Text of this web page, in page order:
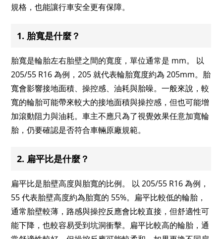
規格，也能讓行車安全更有保障。
1. 胎寬是什麼？
胎寬是輪胎左右胎壁之間的寬度，單位通常是 mm。 以
205/55 R16 為例，205 就代表輪胎寬度約為 205mm。胎
寬會影響接地面積、操控感、油耗與胎噪。一般來說，較
寬的輪胎可能帶來較大的接地面積與操控感，但也可能增
加滾動阻力與油耗。車主不應只為了視覺效果任意加寬輪
胎，仍要確認是否符合車輛原廠規範。
2. 扁平比是什麼？
扁平比是胎壁高度與胎寬的比例。 以 205/55 R16 為例，
55 代表胎壁高度約為胎寬的 55%。扁平比較低的輪胎，
通常胎壁較薄，路感與操控反應會比較直接，但舒適性可
能下降，也較容易受到坑洞衝擊。扁平比較高的輪胎，通